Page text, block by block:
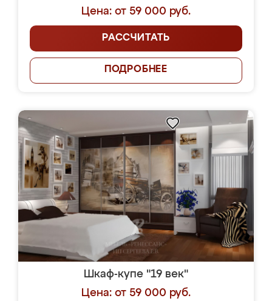
Цена: от 59 000 руб.
РАССЧИТАТЬ
ПОДРОБНЕЕ
Шкаф-купе "19 век"
Цена: от 59 000 руб.